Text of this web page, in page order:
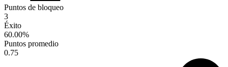
Puntos de bloqueo
3
Éxito
60.00%
Puntos promedio
0.75